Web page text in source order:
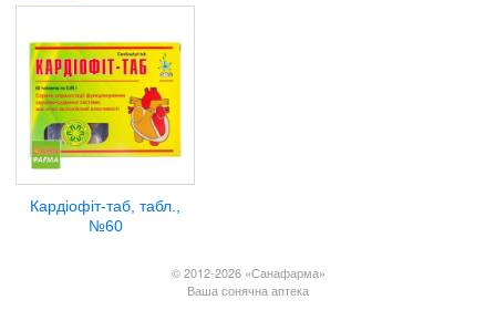
Кардіофіт-таб, табл.,
№60
© 2012-2026 «Санафарма»
Ваша сонячна аптека